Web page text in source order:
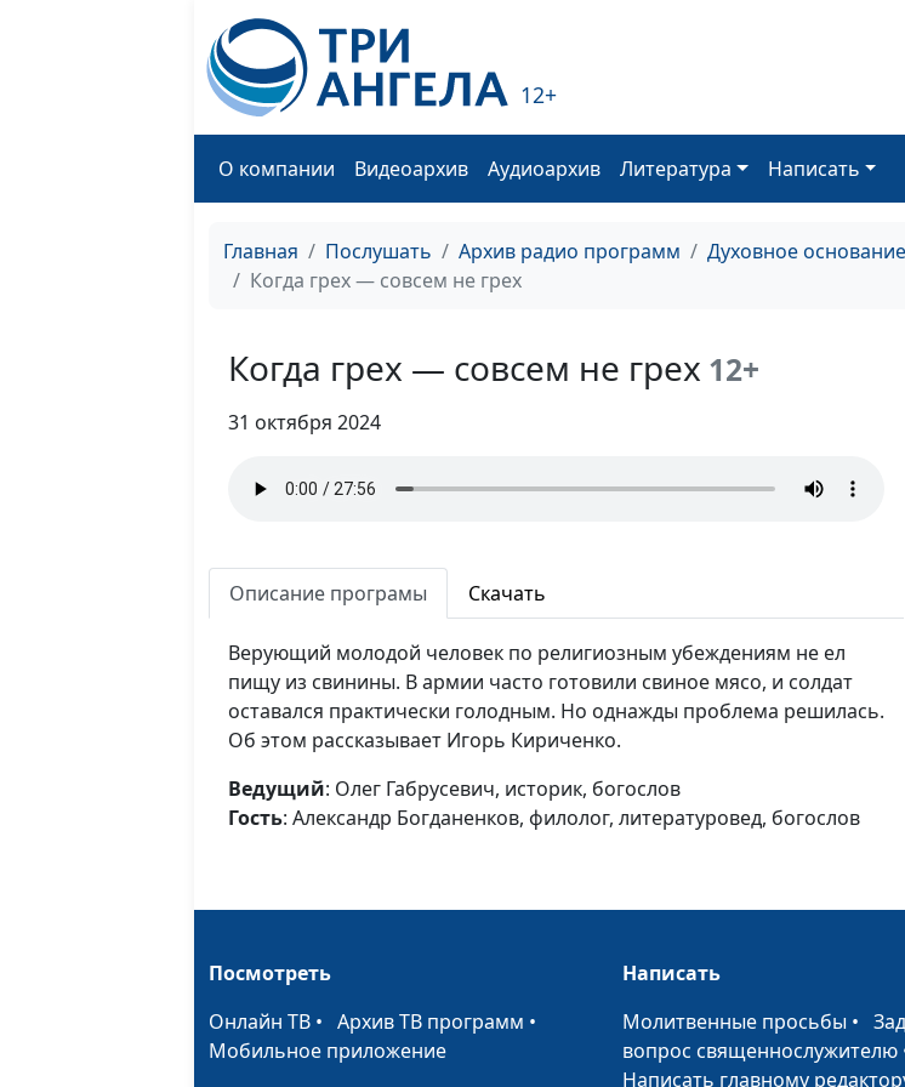
12+
О компании Видеоархив Аудиоархив Литература Написать
Главная Послушать Архив радио программ Духовное основание
Когда грех — совсем не грех
Когда грех — совсем не грех 12+
31 октября 2024
Описание програмы Скачать
Верующий молодой человек по религиозным убеждениям не ел
пищу из свинины. В армии часто готовили свиное мясо, и солдат
оставался практически голодным. Но однажды проблема решилась.
Об этом рассказывает Игорь Кириченко.
Ведущий: Олег Габрусевич, историк, богослов
Гость: Александр Богданенков, филолог, литературовед, богослов
Посмотреть
Онлайн ТВ • Архив ТВ программ •
Мобильное приложение
Написать
Молитвенные просьбы •
вопрос священнослужителю
Написать главному